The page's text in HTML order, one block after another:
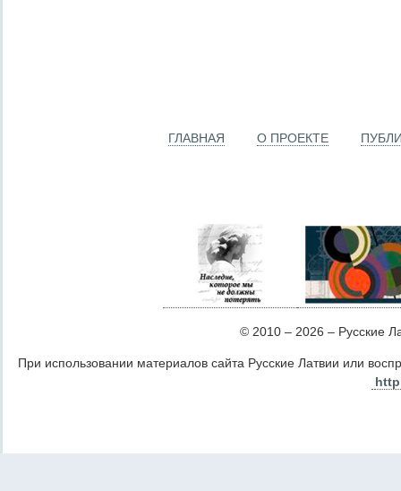
ГЛАВНАЯ О ПРОЕКТЕ
© 2010 – 2026 – Русские
При использовании материалов сайта Русские Латвии или